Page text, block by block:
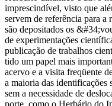
imprescindível, visto que
servem de referência para
são depositados os
de experimentações
publicação de trabalhos
tido um papel mais
acervo e a visita freqüente
a maioria das identificações
sem a necessidade de
porte, como o Herbário do